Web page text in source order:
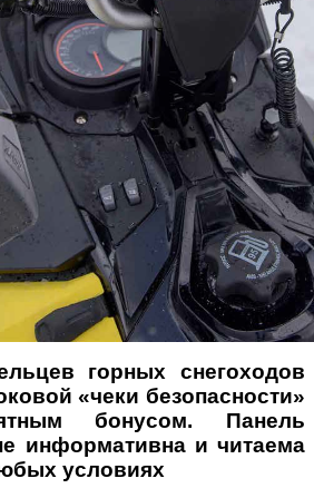
горных снегоходов
«чеки безопасности»
бонусом. Панель
информативна и читаема
условиях